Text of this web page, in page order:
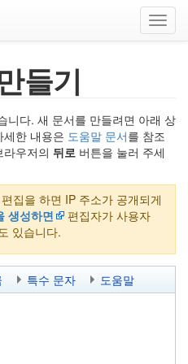
들기
니다. 새 문서를 만들려면 아래 상
한 내용은 도움말 문서를 참조
우저의 뒤로 버튼을 눌러 주세
집을 하면 IP 주소가 공개되게
생성하면
편집자가 사용자
있습니다.
특수 문자 도움말